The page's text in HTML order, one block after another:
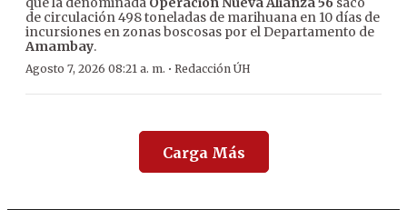
de circulación 498 toneladas de marihuana en 10 días de
incursiones en zonas boscosas por el Departamento de
Amambay.
Agosto 7, 2026 08:21 a. m. · Redacción ÚH
Carga Más